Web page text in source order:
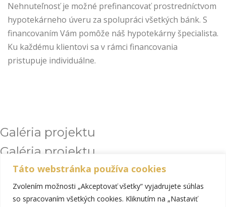
Táto webstránka používa cookies
Zvolením možnosti „Akceptovať všetky“ vyjadrujete súhlas
so spracovaním všetkých cookies. Kliknutím na „Nastaviť
Nehnuteľnosť je možné prefinancovať prostredníctvom
hypotekárneho úveru za spolupráci všetkých bánk. S
financovaním Vám pomôže náš hypotekárny špecialista.
Ku každému klientovi sa v rámci financovania
pristupuje individuálne.
Galéria projektu
Galéria projektu